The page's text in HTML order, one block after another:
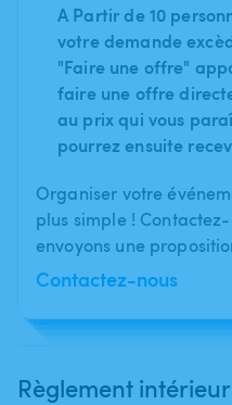
A Partir de 10
votre demande
"Faire une offre"
faire une offre
au prix qui vous
pourrez ensuite
Organiser votre
plus simple !
envoyons une
Contactez-nous
Règlement intérieur